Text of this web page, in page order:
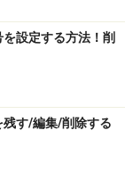
設定する方法！削
す/編集/削除する